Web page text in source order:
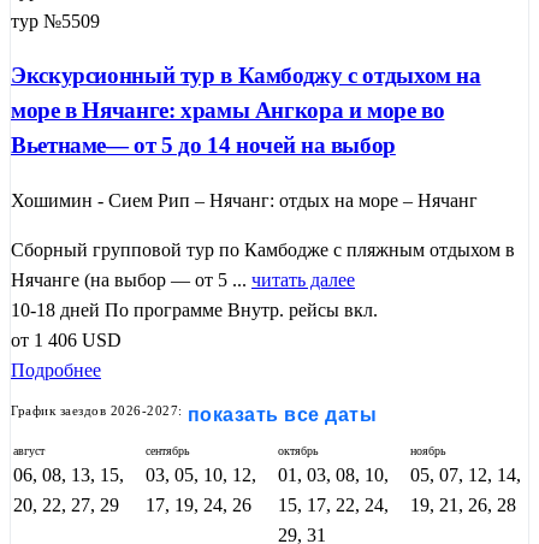
тур №5509
Экскурсионный тур в Камбоджу с отдыхом на
море в Нячанге: храмы Ангкора и море во
Вьетнаме— от 5 до 14 ночей на выбор
Хошимин - Сием Рип – Нячанг: отдых на море – Нячанг
Сборный групповой тур по Камбодже с пляжным отдыхом в
Нячанге (на выбор — от 5 ... читать далее
10-18 дней По программе Внутр. рейсы вкл.
от 1 406 USD
Подробнее
График заездов 2026-2027: показать все даты
август
06, 08, 13, 15,
20, 22, 27, 29
сентябрь
03, 05, 10, 12,
17, 19, 24, 26
октябрь
01, 03, 08, 10,
15, 17, 22, 24,
29, 31
ноябрь
05, 07, 12, 14,
19, 21, 26, 28